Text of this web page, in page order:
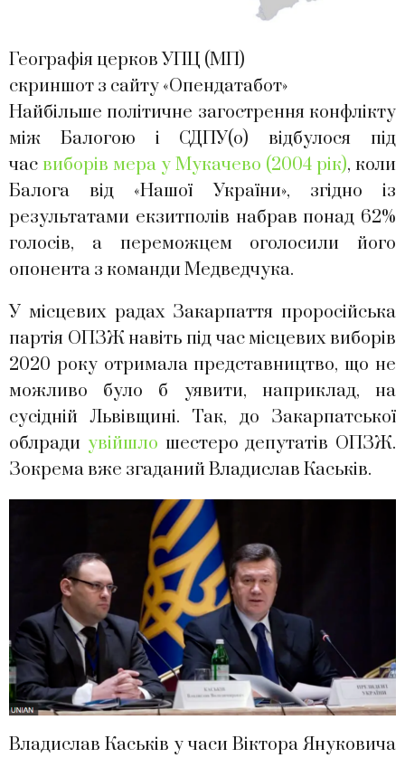
Географія церков УПЦ (МП)
скриншот з сайту «Опендатабот»
Найбільше політичне загострення конфлікту
між Балогою і СДПУ(о) відбулося під
час виборів мера у Мукачево (2004 рік), коли
Балога від «Нашої України», згідно із
результатами екзитполів набрав понад 62%
голосів, а переможцем оголосили його
опонента з команди Медведчука.
У місцевих радах Закарпаття проросійська
партія ОПЗЖ навіть під час місцевих виборів
2020 року отримала представництво, що не
можливо було б уявити, наприклад, на
сусідній Львівщині. Так, до Закарпатської
облради увійшло шестеро депутатів ОПЗЖ.
Зокрема вже згаданий Владислав Каськів.
Владислав Каськів у часи Віктора Януковича